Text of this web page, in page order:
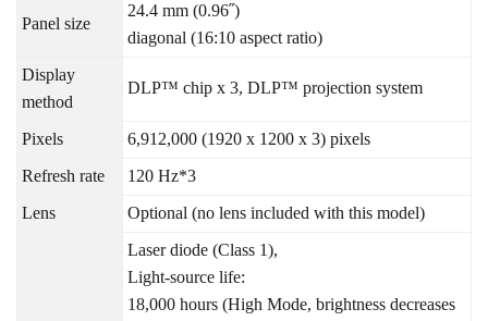
Panel size
24.4 mm (0.96˝)
diagonal (16:10 aspect ratio)
Display
method
DLP™ chip x 3, DLP™ projection system
Pixels
6,912,000 (1920 x 1200 x 3) pixels
Refresh rate
120 Hz*3
Lens
Optional (no lens included with this model)
Laser diode (Class 1),
Light-source life:
18,000 hours (High Mode, brightness decreases